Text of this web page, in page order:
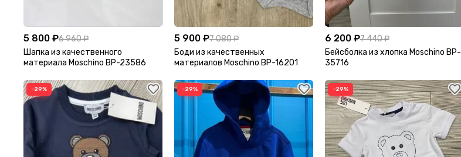
5 800 ₽6 960 ₽
Шапка из качественного
материала Moschino BP-23586
5 900 ₽7 080 ₽
Боди из качественных
материалов Moschino BP-16201
6 200 ₽7 440 ₽
Бейсболка из хлопка Moschino BP-
35716
−29% −29% −29%